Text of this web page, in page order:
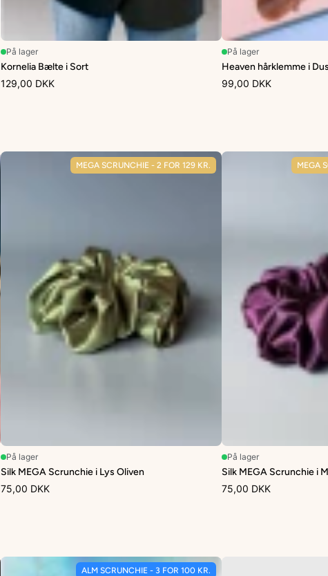
På lager
Kornelia Bælte i Sort
129,00 DKK
På lager
Heaven hårklemme i
99,00 DKK
MEGA SCRUNCHIE - 2 FOR 129 KR.
På lager
Silk MEGA Scrunchie i Lys Oliven
75,00 DKK
MEGA
På lager
Silk MEGA Scrunchie i
75,00 DKK
ALM SCRUNCHIE - 3 FOR 100 KR.